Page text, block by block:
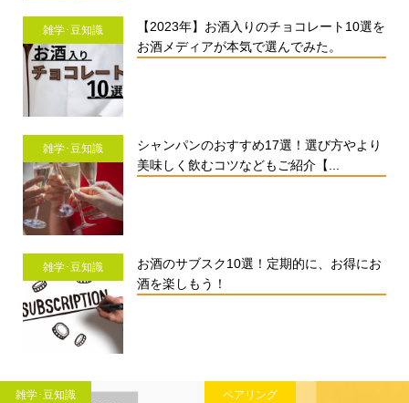
雑学･豆知識
【2023年】お酒入りのチョコレート10選を
お酒メディアが本気で選んでみた。
雑学･豆知識
シャンパンのおすすめ17選！選び方やより
美味しく飲むコツなどもご紹介【...
雑学･豆知識
お酒のサブスク10選！定期的に、お得にお
酒を楽しもう！
雑学･豆知識 ペアリング